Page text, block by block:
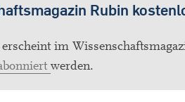
Rubin
im
werden.